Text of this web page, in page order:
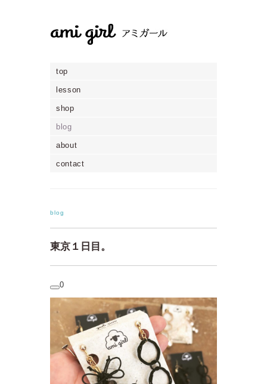
top
lesson
shop
blog
about
contact
blog
東京１日目。
0